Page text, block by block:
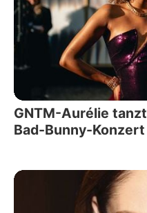
GNTM-Aurélie
Bad-Bunny-Konzert